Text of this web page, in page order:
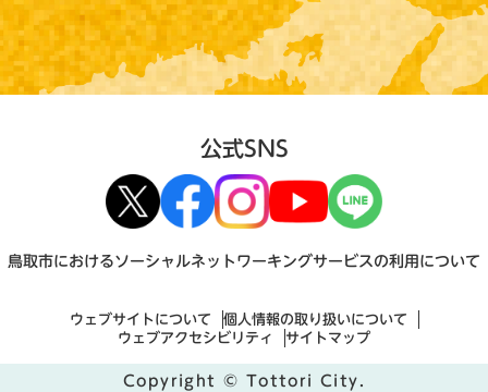
公式SNS
鳥取市におけるソーシャルネットワーキングサービスの利用について
ウェブサイトについて
個人情報の取り扱いについて
ウェブアクセシビリティ
サイトマップ
Copyright © Tottori City.